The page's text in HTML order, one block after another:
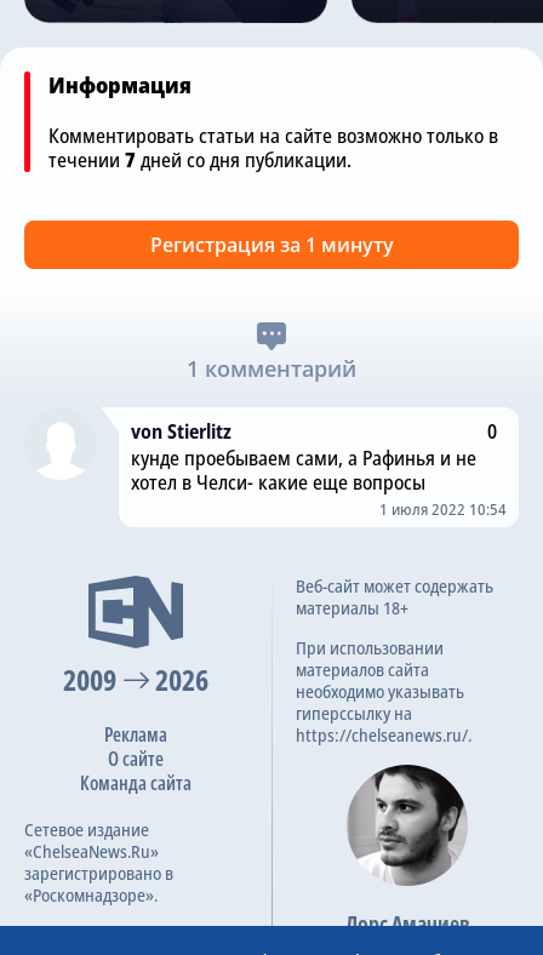
Информация
Комментировать статьи на сайте возможно только в
течении 7дней со дня публикации.
Регистрация за 1 минуту
1 комментарий
von Stierlitz
0
кунде проебываем сами, а Рафинья и не
хотел в Челси- какие еще вопросы
1 июля 2022 10:54
2009 2026
Реклама
О сайте
Команда сайта
Сетевое издание
«ChelseaNews.Ru»
зарегистрировано в
«Роскомнадзоре».
Веб-сайт может содержать
материалы 18+
При использовании
материалов сайта
необходимо указывать
гиперссылку на
https://chelseanews.ru/.
Лорс Амачиев
Основатель сайта